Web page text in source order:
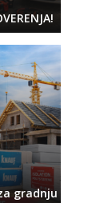
gradnju